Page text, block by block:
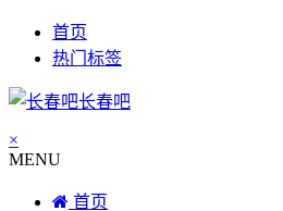
首页
热门标签
长春吧
×
MENU
首页